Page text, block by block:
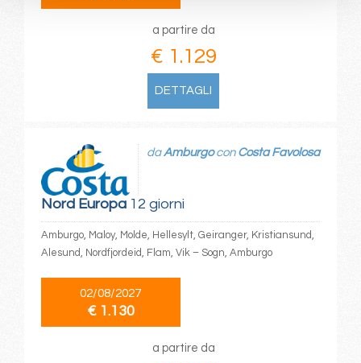
a partire da
€ 1.129
DETTAGLI
Nord Europa12 giorni
daAmburgocon Costa Favolosa
Amburgo, Maloy, Molde, Hellesylt, Geiranger, Kristiansund,
Alesund, Nordfjordeid, Flam, Vik – Sogn, Amburgo
02/08/2027
€ 1.130
a partire da